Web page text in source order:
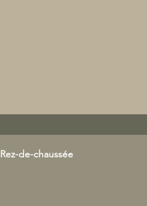
Rez-de-chaussée